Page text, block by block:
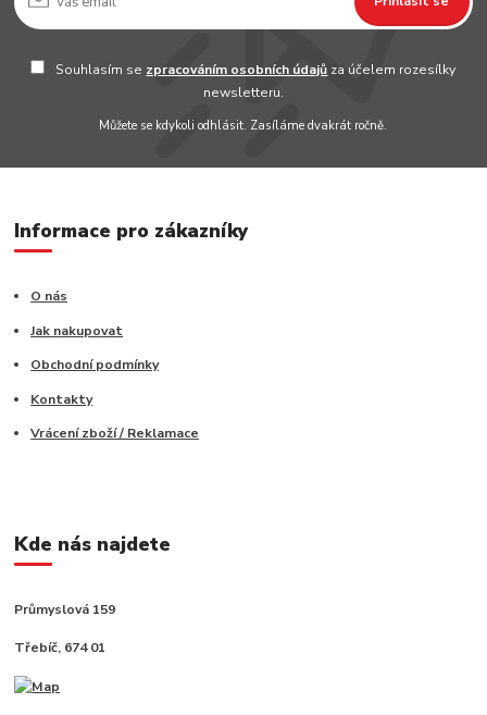
Souhlasím se zpracováním osobních údajů za účelem rozesílky
newsletteru.
Můžete se kdykoli odhlásit. Zasíláme dvakrát ročně.
Informace pro zákazníky
O nás
Jak nakupovat
Obchodní podmínky
Kontakty
Vrácení zboží / Reklamace
Kde nás najdete
Průmyslová 159
Třebíč, 674 01